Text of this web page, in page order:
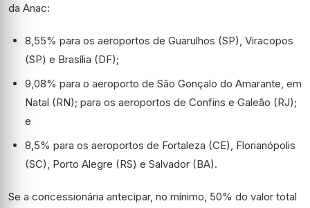
da Anac:
8,55% para os aeroportos de Guarulhos (SP), Viracopos
(SP) e Brasília (DF);
9,08% para o aeroporto de São Gonçalo do Amarante, em
Natal (RN); para os aeroportos de Confins e Galeão (RJ);
e
8,5% para os aeroportos de Fortaleza (CE), Florianópolis
(SC), Porto Alegre (RS) e Salvador (BA).
Se a concessionária antecipar, no mínimo, 50% do valor total